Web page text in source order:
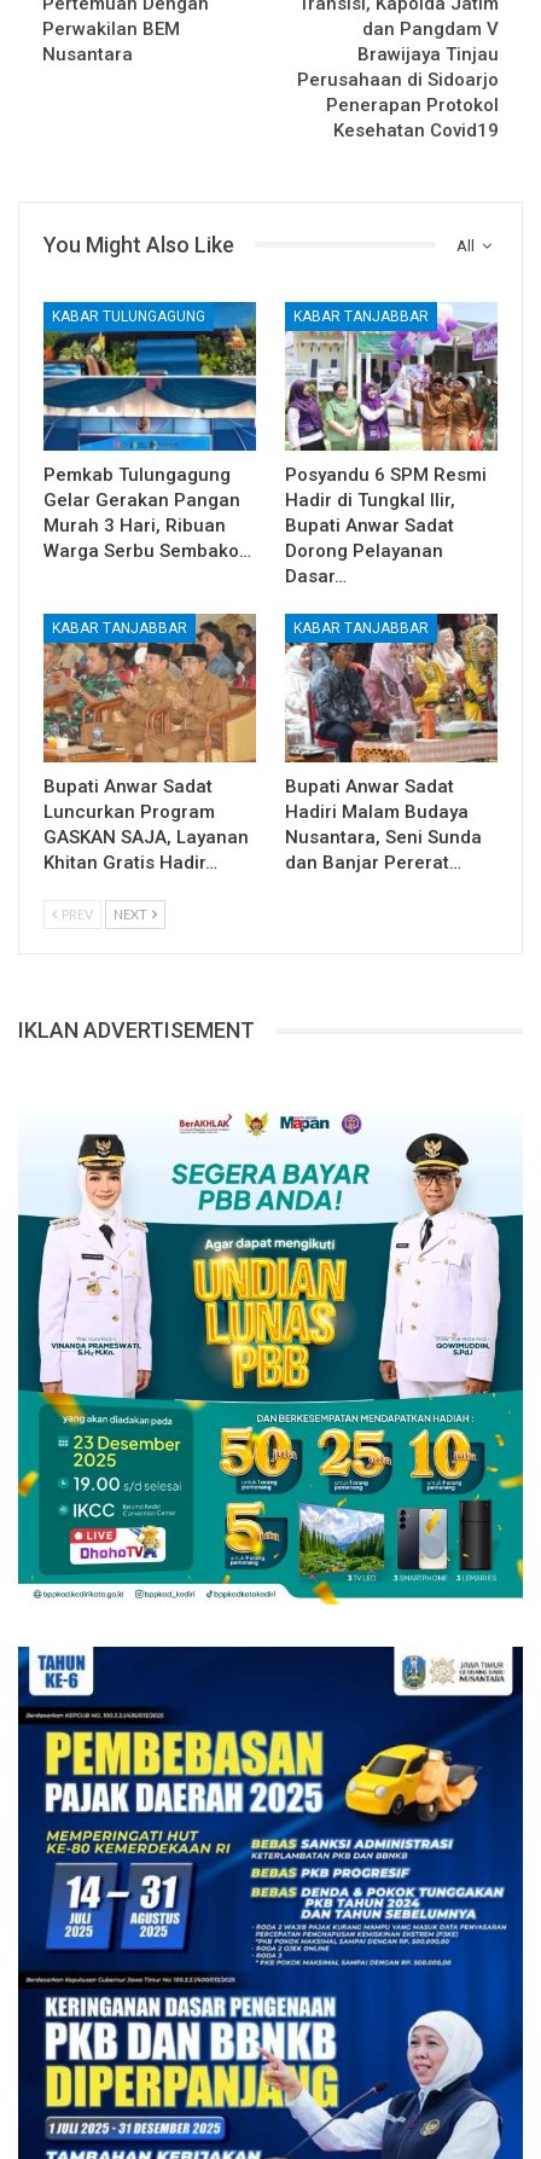
Perwakilan BEM
Nusantara
dan Pangdam V
Brawijaya Tinjau
Perusahaan di Sidoarjo
Penerapan Protokol
Kesehatan Covid19
All
You Might Also Like
KABAR TULUNGAGUNG
Pemkab Tulungagung
Gelar Gerakan Pangan
Murah 3 Hari, Ribuan
Warga Serbu Sembako…
KABAR TANJABBAR
Posyandu 6 SPM Resmi
Hadir di Tungkal Ilir,
Bupati Anwar Sadat
Dorong Pelayanan
Dasar…
KABAR TANJABBAR
Bupati Anwar Sadat
Luncurkan Program
GASKAN SAJA, Layanan
Khitan Gratis Hadir…
KABAR TANJABBAR
Bupati Anwar Sadat
Hadiri Malam Budaya
Nusantara, Seni Sunda
dan Banjar Pererat…
PREV NEXT
IKLAN ADVERTISEMENT